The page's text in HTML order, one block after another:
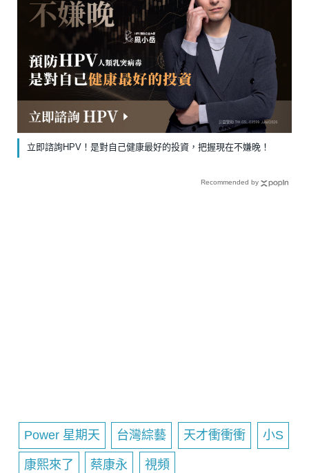
立即諮詢HPV！是對自己健康最好的投資，把握現在不嫌晚！
Recommended by
Power 星期天 台灣綜藝 天才衝衝衝 小S
康熙來了 蔡康永 視頻